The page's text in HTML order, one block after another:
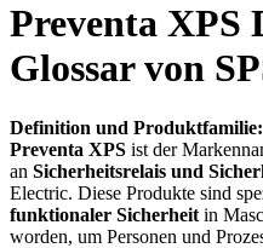
Preventa
Glossar von
Definition und Produktfamilie:
Preventa XPS ist der
an Sicherheitsrelais und
Electric. Diese Produkte sind
funktionaler Sicherheit in
worden, um Personen und